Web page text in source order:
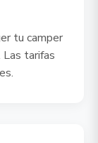
tu camper
Las tarifas